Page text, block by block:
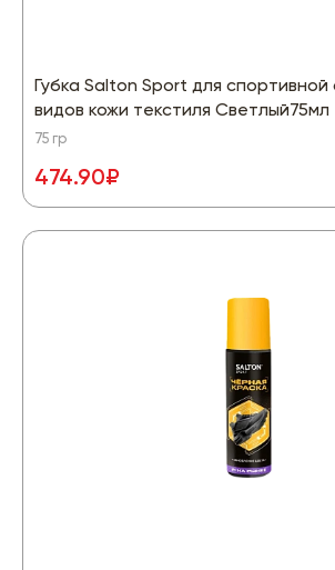
Губка Salton Sport для спортивной
видов кожи текстиля Светлый75мл
75 гр
474.90₽